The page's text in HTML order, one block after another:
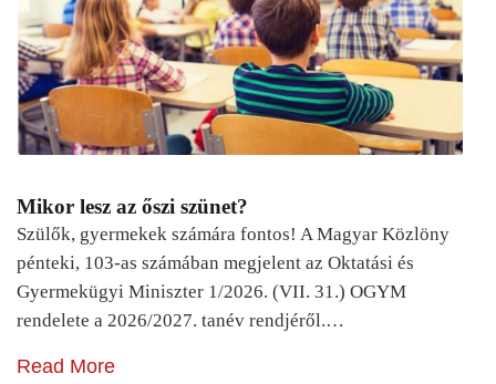
Mikor lesz az őszi szünet?
Szülők, gyermekek számára fontos! A Magyar Közlöny
pénteki, 103-as számában megjelent az Oktatási és
Gyermekügyi Miniszter 1/2026. (VII. 31.) OGYM
rendelete a 2026/2027. tanév rendjéről.…
Read More